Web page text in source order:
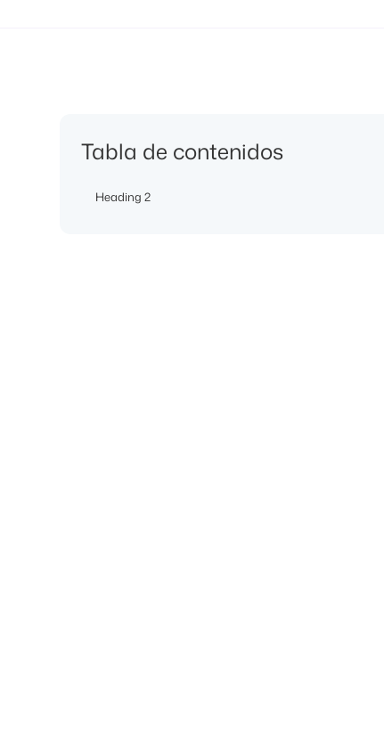
Tabla de contenidos
Heading 2